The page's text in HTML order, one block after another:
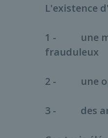
L'existence
1 - une
frauduleux
2 - une
3 - des